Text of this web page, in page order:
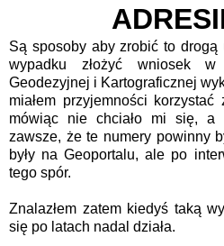
Są sposoby aby zrobić to drogą
wypadku złożyć wniosek w
Geodezyjnej i Kartograficznej
miałem przyjemności
mówiąc nie chciało mi się, a
zawsze, że te numery powinny
były na Geoportalu, ale po
tego spór.
Znalazłem zatem kiedyś taką
się po latach nadal działa.